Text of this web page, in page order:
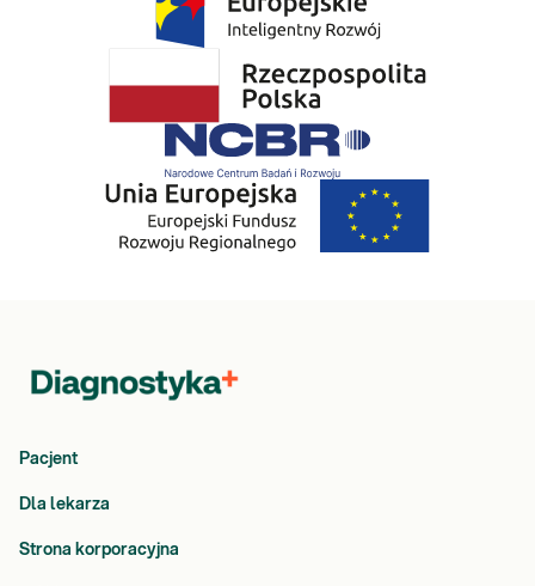
Pacjent
Dla lekarza
Strona korporacyjna